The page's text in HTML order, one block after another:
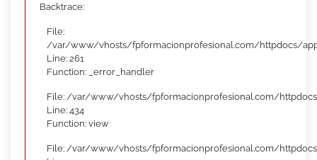
Backtrace:
File:
/var/www/vhosts/fpformacionprofesional.com/httpdocs/
Line: 261
Function: _error_handler
File: /var/www/vhosts/fpformacionprofesional.com/
Line: 434
Function: view
File: /var/www/vhosts/fpformacionprofesional.com/